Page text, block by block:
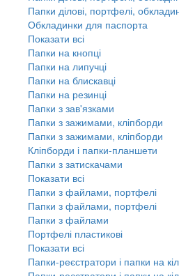
Папки ділові, портфелі,
Обкладинки для паспорта
Показати всі
Папки на кнопці
Папки на липучці
Папки на блискавці
Папки на резинці
Папки з зав'язками
Папки з зажимами, кліпборди
Папки з зажимами, кліпборди
Кліпборди і папки-планшети
Папки з затискачами
Показати всі
Папки з файлами, портфелі
Папки з файлами, портфелі
Папки з файлами
Портфелі пластикові
Показати всі
Папки-реєстратори і папки на